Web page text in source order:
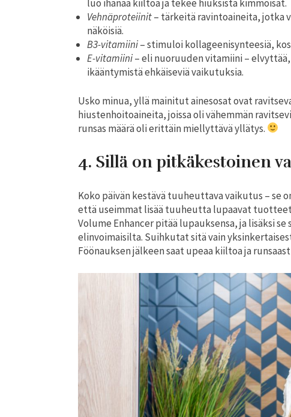
luo ihanaa kiiltoa ja tekee hiuksista kimmoisat.
Vehnäproteiinit– tärkeitä ravintoaineita, jotka
näköisiä.
B3-vitamiini– stimuloi kollageenisynteesiä,
E-vitamiini– eli nuoruuden vitamiini –
ikääntymistä ehkäiseviä vaikutuksia.
Usko minua, yllä mainitut ainesosat ovat
hiustenhoitoaineita, joissa oli vähemmän
runsas määrä oli erittäin miellyttävä yllätys.
4. Sillä on pitkäkestoinen
Koko päivän kestävä tuuheuttava vaikutus – se
että useimmat lisää tuuheutta lupaavat tuotteet
Volume Enhancer pitää lupauksensa, ja lisäksi
elinvoimaisilta. Suihkutat sitä vain
Föönauksen jälkeen saat upeaa kiiltoa ja